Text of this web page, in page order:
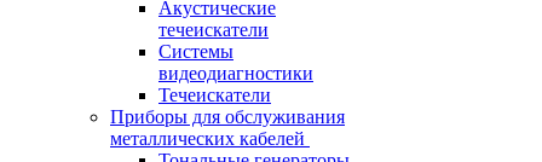
Акустические
течеискатели
Системы
видеодиагностики
Течеискатели
Приборы для обслуживания
металлических кабелей